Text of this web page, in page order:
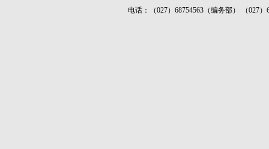
电话：（027）68754563（编务部） （027